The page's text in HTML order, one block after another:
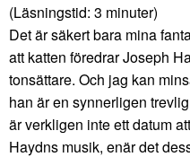
(Läsningstid: 3 minuter)
Det är säkert bara mina
att katten föredrar Joseph
tonsättare. Och jag kan
han är en synnerligen
är verkligen inte ett datum
Haydns musik, enär det